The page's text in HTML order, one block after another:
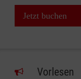
Jetzt buchen
Vorlesen